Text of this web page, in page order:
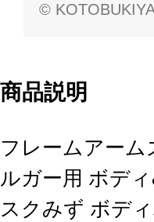
©
商品説明
フレームアー
ルガー用 ボデ
スクみず ボデ